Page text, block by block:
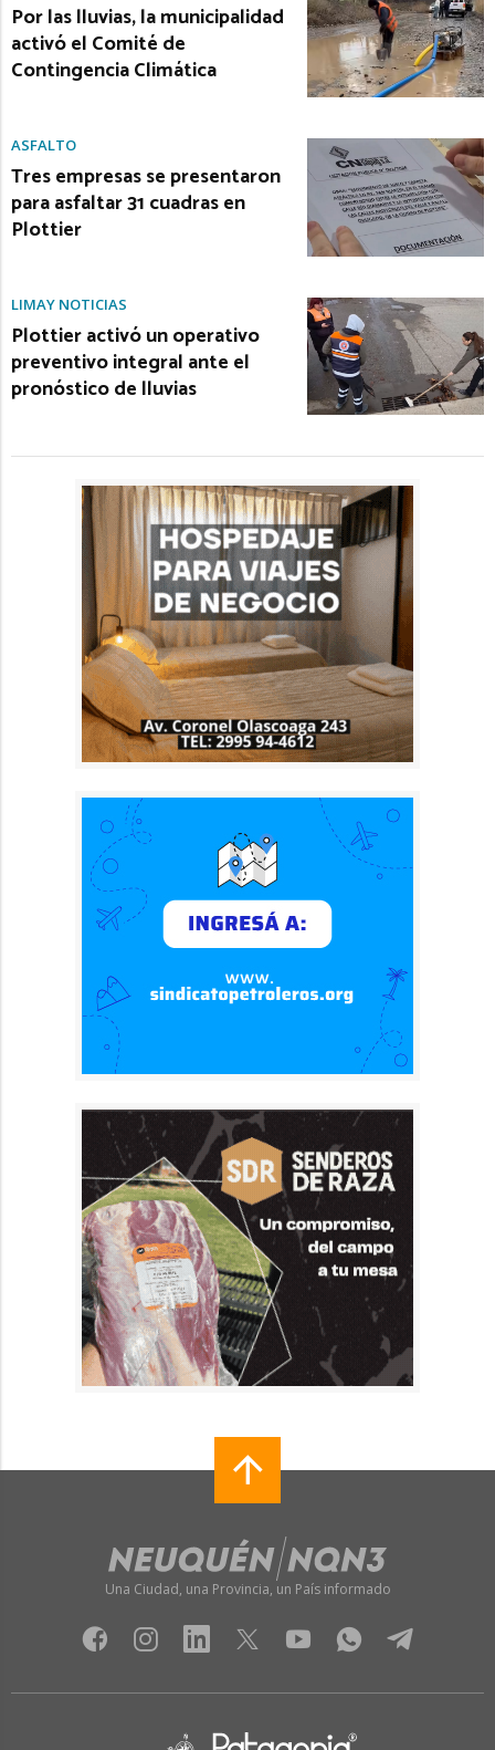
Por las lluvias, la municipalidad
activó el Comité de
Contingencia Climática
ASFALTO
Tres empresas se presentaron
para asfaltar 31 cuadras en
Plottier
LIMAY NOTICIAS
Plottier activó un operativo
preventivo integral ante el
pronóstico de lluvias
Una Ciudad, una Provincia, un País informado